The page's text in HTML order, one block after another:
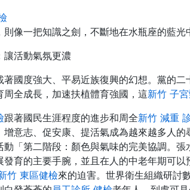
則像一把知識之劍，不斷地在水瓶座的藍光
讓活動氣氛更濃
著國度強大、平易近族復興的幻想。黨的
周全成長，加速扶植體育強國，這新竹 子
跟著國民生涯程度的進步和周全新竹 減重
增意志、促安康、提活氣成為越來越多人
動「第二階段：顏色與氣味的完美協調。張
發育的主要手腕，並且在人的中老年期可
竹 東區健檢來的迫害。世界衛生組織研討